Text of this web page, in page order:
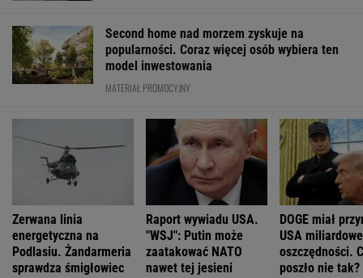
Second home nad morzem zyskuje na
popularności. Coraz więcej osób wybiera ten
model inwestowania
MATERIAŁ PROMOCYJNY
Zerwana linia
energetyczna na
Podlasiu. Żandarmeria
sprawdza śmigłowiec
Raport wywiadu USA.
"WSJ": Putin może
zaatakować NATO
nawet tej jesieni
DOGE miał
USA miliardowe
oszczędności.
poszło nie tak?